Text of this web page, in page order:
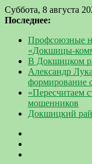
Суббота, 8 августа
Последнее:
Профсоюзные
«Докшицы-
В Докшицком
Александр
формирование
«Пересчитаем
мошенников
Докшицкий